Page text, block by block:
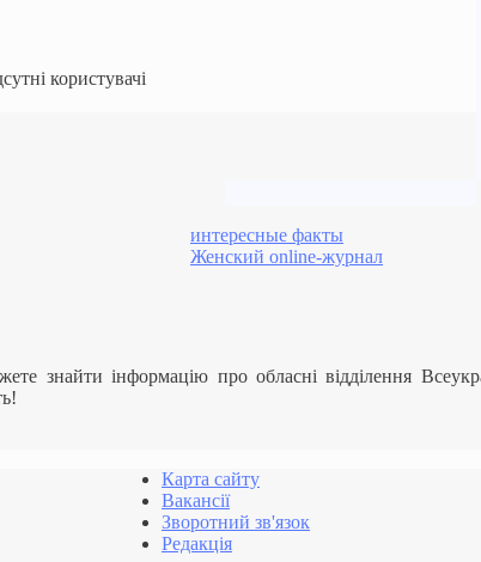
интересные факты
Женский online-журнал
користувачі
знайти інформацію про обласні відділення
Карта сайту
Вакансії
Зворотний зв'язок
Редакція